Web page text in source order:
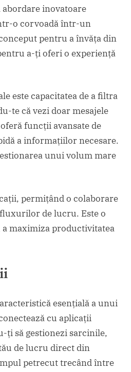
inovatoare
o corvoadă într-un
pentru a învăța din
a-ți oferi o experiență
este capacitatea de a filtra
te că vezi doar mesajele
oferă funcții avansate de
a informațiilor necesare.
unui volum mare
permițând o colaborare
de lucru. Este o
maximiza productivitatea
esențială a unui
cu aplicații
ți să gestionezi sarcinile,
de lucru direct din
petrecut trecând între